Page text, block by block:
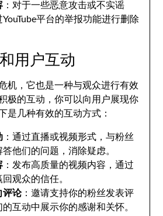
：对于一些恶意攻击或不实谣
平台的举报功能进行删除
用户互动
机，它也是一种与观众进行有效
极的互动，你可以向用户展现你
是几种有效的互动方式：
：通过直播或视频形式，与粉丝
他们的问题，消除疑虑。
：发布高质量的视频内容，通过
观众的信任。
评论：邀请支持你的粉丝发表评
互动中展示你的感谢和关怀。